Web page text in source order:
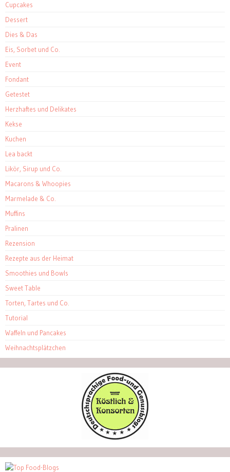
Cupcakes
Dessert
Dies & Das
Eis, Sorbet und Co.
Event
Fondant
Getestet
Herzhaftes und Delikates
Kekse
Kuchen
Lea backt
Likör, Sirup und Co.
Macarons & Whoopies
Marmelade & Co.
Muffins
Pralinen
Rezension
Rezepte aus der Heimat
Smoothies und Bowls
Sweet Table
Torten, Tartes und Co.
Tutorial
Waffeln und Pancakes
Weihnachtsplätzchen